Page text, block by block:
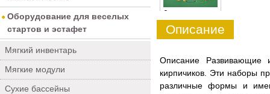
Оборудование для веселых
стартов и эстафет
Мягкий инвентарь
Мягкие модули
Сухие бассейны
0
Описание
Описание Развивающие
кирпичиков. Эти наборы
различные формы и